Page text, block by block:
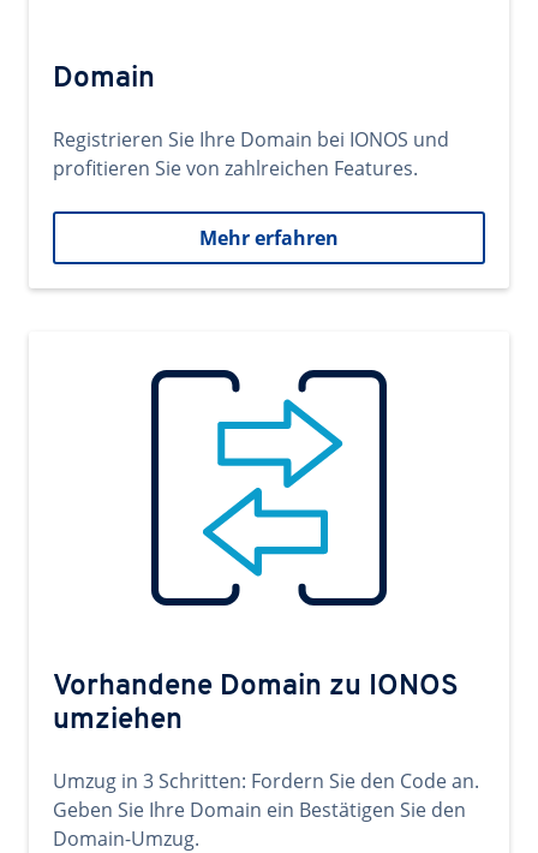
Domain
Registrieren Sie Ihre Domain bei IONOS und
profitieren Sie von zahlreichen Features.
Mehr erfahren
Vorhandene Domain zu IONOS
umziehen
Umzug in 3 Schritten: Fordern Sie den Code an.
Geben Sie Ihre Domain ein Bestätigen Sie den
Domain-Umzug.